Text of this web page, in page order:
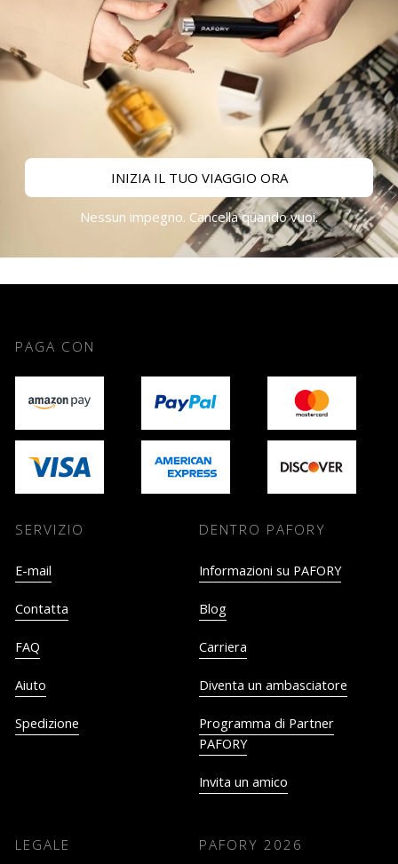
INIZIA IL TUO VIAGGIO ORA
Nessun impegno. Cancella quando vuoi.
PAGA CON
SERVIZIO
E-mail
Contatta
FAQ
Aiuto
Spedizione
DENTRO PAFORY
Informazioni su PAFORY
Blog
Carriera
Diventa un ambasciatore
Programma di Partner
PAFORY
Invita un amico
LEGALE PAFORY 2026